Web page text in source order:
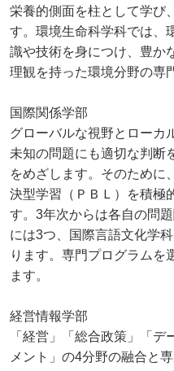
栄養的側面を柱として学び
す。環境生命科学科では、
識や技術を身につけ、豊か
理観を持った環境分野の専
国際関係学部
グローバルな視野とローカ
未知の問題にも適切な判断
をめざします。そのために
決型学習（ＰＢＬ）を積極
す。3年次からは各自の問
には3つ、国際言語文化学
ります。専門プログラムを
ます。
経営情報学部
「経営」「総合政策」「
メント」の4分野の融合と